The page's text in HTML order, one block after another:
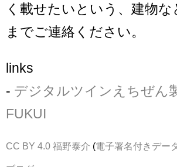
く載せたいという、建物
までご連絡ください。
links
- デジタルツインえちぜん
FUKUI
CC BY 4.0 福野泰介 (電子署名付きデー